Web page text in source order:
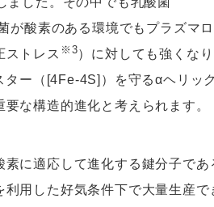
が酸素のある環境でもプラズマ
ストレス ※3）に対しても強くな
ー（[4Fe-4S]）を守るαヘリッ
な構造的進化と考えられます。
に適応して進化する鍵分子であ
用した好気条件下で大量生産で